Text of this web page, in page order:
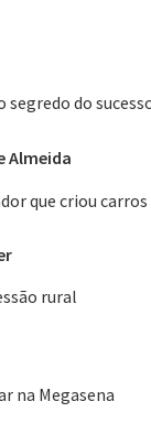
segredo do
Almeida
que criou carros
rural
na Megasena